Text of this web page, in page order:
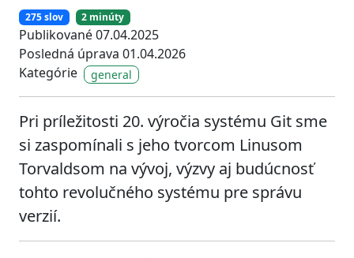
275 slov 2 minúty
Publikované 07.04.2025
Posledná úprava 01.04.2026
Kategórie
general
Pri príležitosti 20. výročia systému Git sme
si zaspomínali s jeho tvorcom Linusom
Torvaldsom na vývoj, výzvy aj budúcnosť
tohto revolučného systému pre správu
verzií.